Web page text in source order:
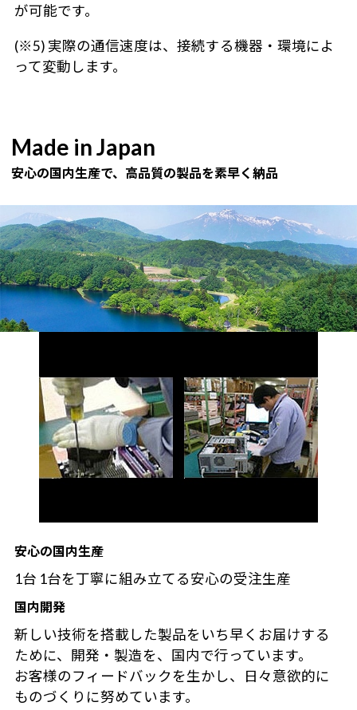
が可能です。
(※5) 実際の通信速度は、接続する機器・環境によ
って変動します。
Made in Japan
安心の国内生産で、高品質の製品を素早く納品
安心の国内生産
1台 1台を丁寧に組み立てる安心の受注生産
国内開発
新しい技術を搭載した製品をいち早くお届けする
ために、開発・製造を、国内で行っています。
お客様のフィードバックを生かし、日々意欲的に
ものづくりに努めています。